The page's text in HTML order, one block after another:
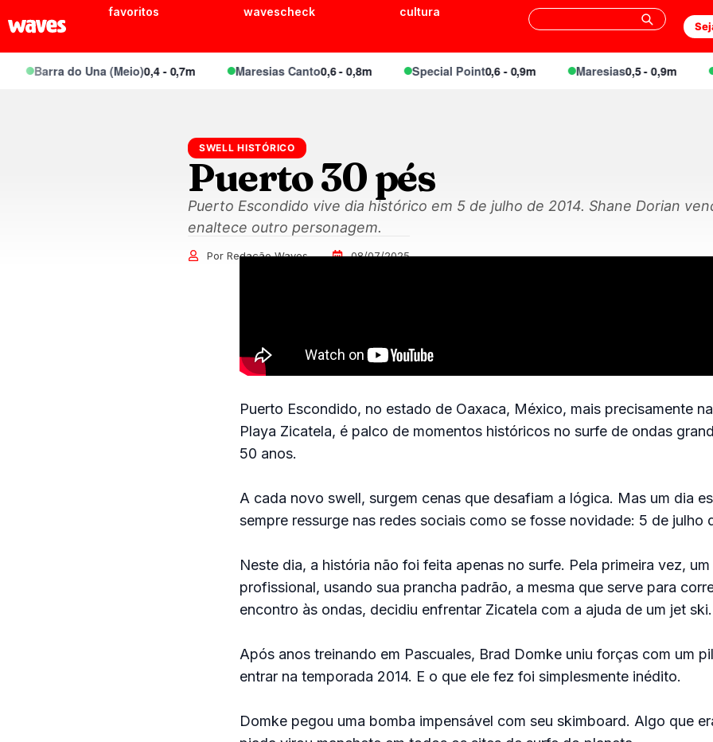
favoritos wavescheck cultura
Barra do Una (Meio)0,4 - 0,7m Maresias Canto0,6 - 0,8m Special Point0,6 - 0,9m Maresias0,5 - 0,9m
SWELL HISTÓRICO
Puerto 30 pés
Puerto Escondido vive dia histórico em 5 de julho de 2014. Shane Dorian
enaltece outro personagem.
Por Redação Waves 08/07/2025
Puerto Escondido, no estado de Oaxaca, México, mais precisamente
Playa Zicatela, é palco de momentos históricos no surfe de ondas
50 anos.
A cada novo swell, surgem cenas que desafiam a lógica. Mas um dia
sempre ressurge nas redes sociais como se fosse novidade: 5 de julho
Neste dia, a história não foi feita apenas no surfe. Pela primeira vez,
profissional, usando sua prancha padrão, a mesma que serve para
encontro às ondas, decidiu enfrentar Zicatela com a ajuda de um jet ski.
Após anos treinando em Pascuales, Brad Domke uniu forças com um
entrar na temporada 2014. E o que ele fez foi simplesmente inédito.
Domke pegou uma bomba impensável com seu skimboard. Algo que